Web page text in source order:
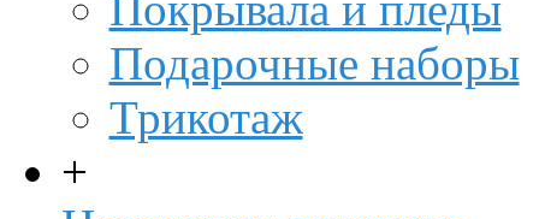
Подарочные наборы
Трикотаж
+